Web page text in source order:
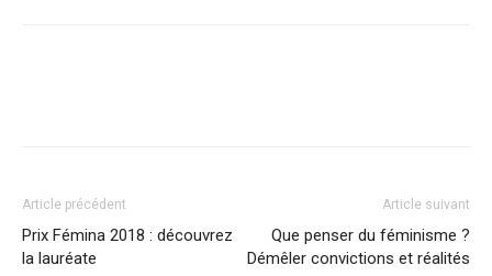
Article précédent
Prix Fémina 2018 : découvrez
la lauréate
Article suivant
Que penser du féminisme ?
Démêler convictions et réalités